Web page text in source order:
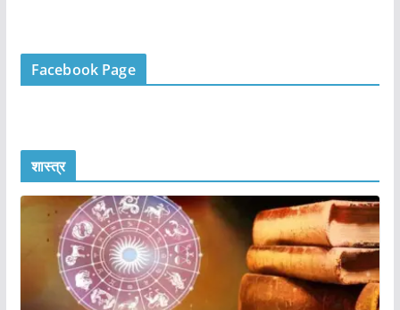
Facebook Page
शास्त्र